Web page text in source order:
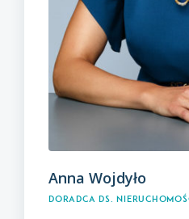
Anna Wojdyło
Doradca ds.